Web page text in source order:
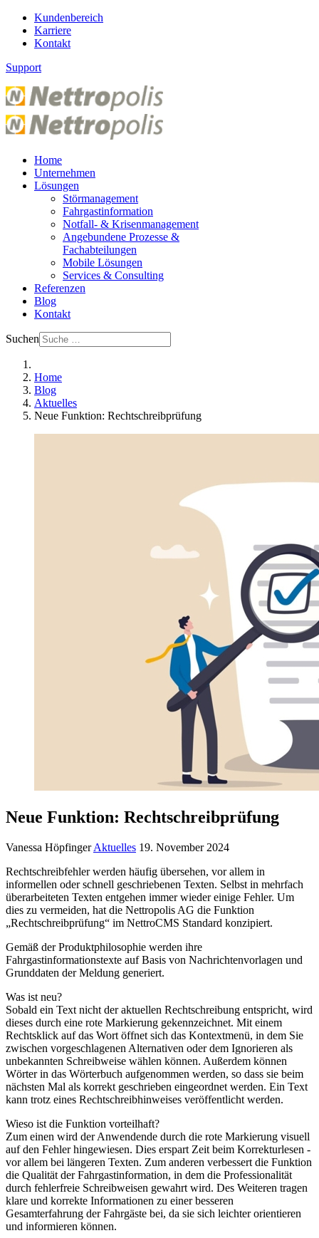
Kundenbereich
Karriere
Kontakt
Support
Home
Unternehmen
Lösungen
Störmanagement
Fahrgastinformation
Notfall- & Krisenmanagement
Angebundene Prozesse &
Fachabteilungen
Mobile Lösungen
Services & Consulting
Referenzen
Blog
Kontakt
Suchen
Home
Blog
Aktuelles
Neue Funktion: Rechtschreibprüfung
Neue Funktion: Rechtschreibprüfung
Vanessa Höpfinger Aktuelles 19. November 2024
Rechtschreibfehler werden häufig übersehen, vor allem in
informellen oder schnell geschriebenen Texten. Selbst in mehrfach
überarbeiteten Texten entgehen immer wieder einige Fehler. Um
dies zu vermeiden, hat die Nettropolis AG die Funktion
„Rechtschreibprüfung“ im NettroCMS Standard konzipiert.
Gemäß der Produktphilosophie werden ihre
Fahrgastinformationstexte auf Basis von Nachrichtenvorlagen und
Grunddaten der Meldung generiert.
Was ist neu?
Sobald ein Text nicht der aktuellen Rechtschreibung entspricht, wird
dieses durch eine rote Markierung gekennzeichnet. Mit einem
Rechtsklick auf das Wort öffnet sich das Kontextmenü, in dem Sie
zwischen vorgeschlagenen Alternativen oder dem Ignorieren als
unbekannten Schreibweise wählen können. Außerdem können
Wörter in das Wörterbuch aufgenommen werden, so dass sie beim
nächsten Mal als korrekt geschrieben eingeordnet werden. Ein Text
kann trotz eines Rechtschreibhinweises veröffentlicht werden.
Wieso ist die Funktion vorteilhaft?
Zum einen wird der Anwendende durch die rote Markierung visuell
auf den Fehler hingewiesen. Dies erspart Zeit beim Korrekturlesen -
vor allem bei längeren Texten. Zum anderen verbessert die Funktion
die Qualität der Fahrgastinformation, in dem die Professionalität
durch fehlerfreie Schreibweisen gewahrt wird. Des Weiteren tragen
klare und korrekte Informationen zu einer besseren
Gesamterfahrung der Fahrgäste bei, da sie sich leichter orientieren
und informieren können.